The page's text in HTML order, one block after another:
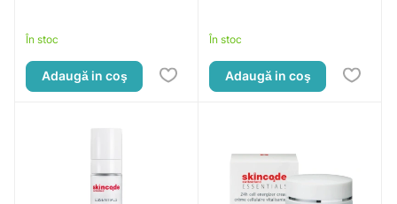
În stoc
Adaugă in coş
În stoc
Adaugă in coş